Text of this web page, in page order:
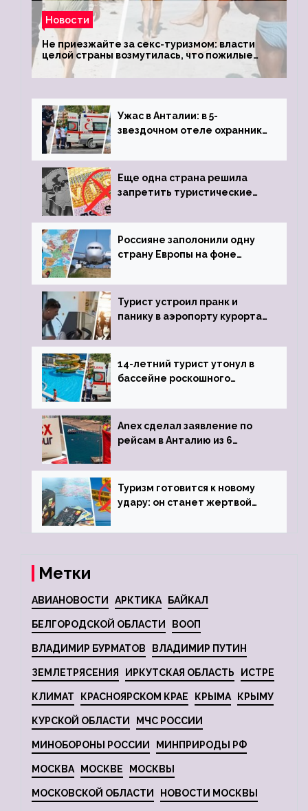
Новости
Не приезжайте за секс-туризмом: власти
целой страны возмутилась, что пожилые
туристки массово едут к ним, чтобы
обзавестись молодыми любовниками
Ужас в Анталии: в 5-
звездочном отеле охранник
пистолета
Еще одна страна решила
запретить туристические
Россияне заполонили одну
страну Европы на фоне
виз
Турист устроил пранк и
панику в аэропорту курорта,
задержке рейса
14-летний турист утонул в
бассейне роскошного
Anex сделал заявление по
рейсам в Анталию из 6
Туризм готовится к новому
удару: он станет жертвой
Метки
АВИАНОВОСТИ АРКТИКА БАЙКАЛ
БЕЛГОРОДСКОЙ ОБЛАСТИ ВООП
ВЛАДИМИР БУРМАТОВ ВЛАДИМИР ПУТИН
ЗЕМЛЕТРЯСЕНИЯ ИРКУТСКАЯ ОБЛАСТЬ ИСТРЕ
КЛИМАТ КРАСНОЯРСКОМ КРАЕ КРЫМА КРЫМУ
КУРСКОЙ ОБЛАСТИ МЧС РОССИИ
МИНОБОРОНЫ РОССИИ МИНПРИРОДЫ РФ
МОСКВА МОСКВЕ МОСКВЫ
МОСКОВСКОЙ ОБЛАСТИ НОВОСТИ МОСКВЫ